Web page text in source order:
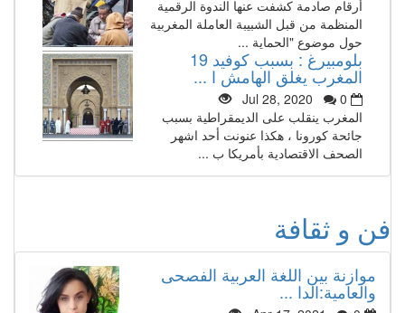
أرقام صادمة كشفت عنها الندوة الرقمية
المنظمة من قبل الشبيبة العاملة المغربية
حول موضوع "الحماية ...
بلومبيرغ : بسبب كوفيد 19
المغرب يغلق الهامش ا ...
Jul 28, 2020
0
المغرب ينقلب على الديمقراطية بسبب
جائحة كورونا ، هكذا عنونت أحد اشهر
الصحف الاقتصادية بأمريكا ب ...
فن و ثقافة
موازنة بين اللغة العربية الفصحى
والعامية:الدا ...